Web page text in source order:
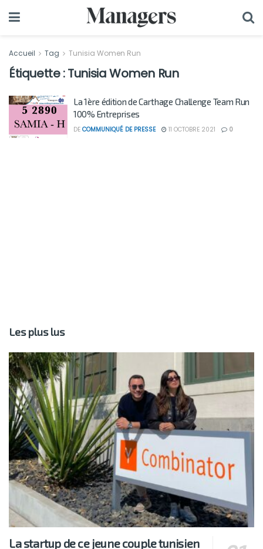
Accueil Tag Tunisia Women Run
Étiquette :Tunisia Women Run
La 1ère édition de Carthage Challenge Team Run
100% Entreprises
DE COMMUNIQUÉ DE PRESSE 11 OCTOBRE 2021 0
Les plus lus
La startup de ce jeune couple tunisien